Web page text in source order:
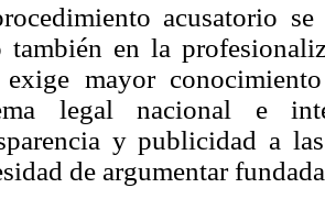
acusatorio
también en la
exige mayor
legal nacional e
y publicidad a
de argumentar